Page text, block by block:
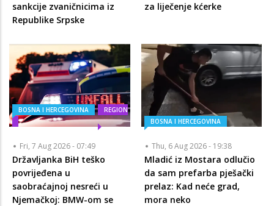
sankcije zvaničnicima iz
Republike Srpske
za liječenje kćerke
BOSNA I HERCEGOVINA REGION
Fri, 7 Aug 2026 - 07:49
Državljanka BiH teško
povrijeđena u
saobraćajnoj nesreći u
Njemačkoj: BMW-om se
BOSNA I HERCEGOVINA
Thu, 6 Aug 2026 - 19:38
Mladić iz Mostara odlučio
da sam prefarba pješački
prelaz: Kad neće grad,
mora neko